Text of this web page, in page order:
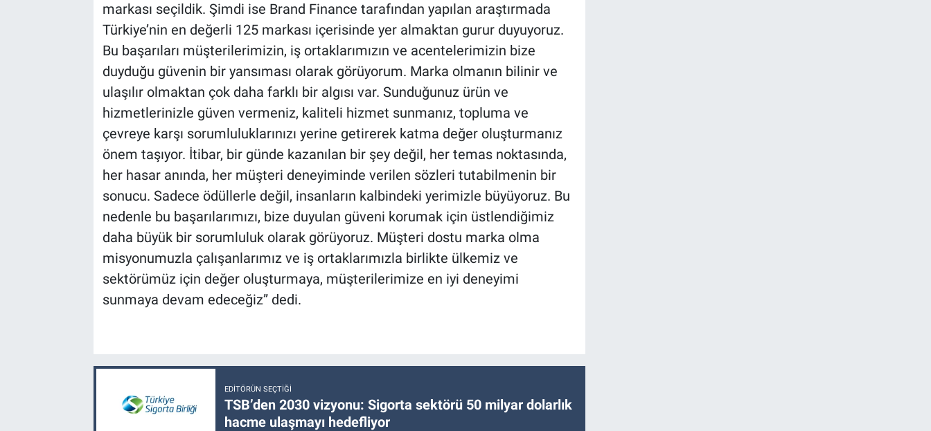
markası seçildik. Şimdi ise Brand Finance tarafından yapılan araştırmada
Türkiye’nin en değerli 125 markası içerisinde yer almaktan gurur duyuyoruz.
Bu başarıları müşterilerimizin, iş ortaklarımızın ve acentelerimizin bize
duyduğu güvenin bir yansıması olarak görüyorum. Marka olmanın bilinir ve
ulaşılır olmaktan çok daha farklı bir algısı var. Sunduğunuz ürün ve
hizmetlerinizle güven vermeniz, kaliteli hizmet sunmanız, topluma ve
çevreye karşı sorumluluklarınızı yerine getirerek katma değer oluşturmanız
önem taşıyor. İtibar, bir günde kazanılan bir şey değil, her temas noktasında,
her hasar anında, her müşteri deneyiminde verilen sözleri tutabilmenin bir
sonucu. Sadece ödüllerle değil, insanların kalbindeki yerimizle büyüyoruz. Bu
nedenle bu başarılarımızı, bize duyulan güveni korumak için üstlendiğimiz
daha büyük bir sorumluluk olarak görüyoruz. Müşteri dostu marka olma
misyonumuzla çalışanlarımız ve iş ortaklarımızla birlikte ülkemiz ve
sektörümüz için değer oluşturmaya, müşterilerimize en iyi deneyimi
sunmaya devam edeceğiz” dedi.
EDITÖRÜN SEÇTIĞI
TSB’den 2030 vizyonu: Sigorta sektörü 50 milyar dolarlık
hacme ulaşmayı hedefliyor